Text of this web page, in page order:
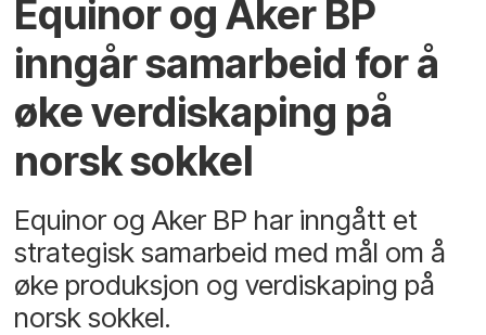
Equinor og Aker BP
inngår samarbeid for å
øke verdiskaping på
norsk sokkel
Equinor og Aker BP har inngått et
strategisk samarbeid med mål om å
øke produksjon og verdiskaping på
norsk sokkel.